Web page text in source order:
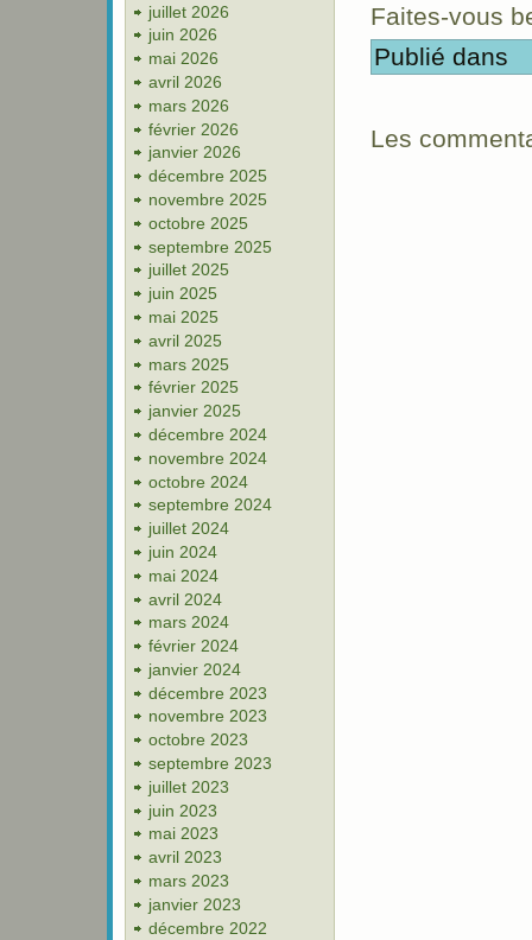
juillet 2026
juin 2026
mai 2026
avril 2026
mars 2026
février 2026
janvier 2026
décembre 2025
novembre 2025
octobre 2025
septembre 2025
juillet 2025
juin 2025
mai 2025
avril 2025
mars 2025
février 2025
janvier 2025
décembre 2024
novembre 2024
octobre 2024
septembre 2024
juillet 2024
juin 2024
mai 2024
avril 2024
mars 2024
février 2024
janvier 2024
décembre 2023
novembre 2023
octobre 2023
septembre 2023
juillet 2023
juin 2023
mai 2023
avril 2023
mars 2023
janvier 2023
décembre 2022
Faites-vous
Publié dans
Les